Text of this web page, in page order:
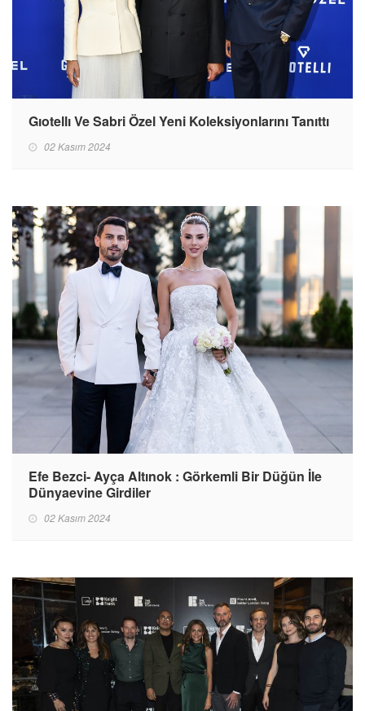
Gıotellı Ve Sabri Özel Yeni Koleksiyonlarını Tanıttı
02 Kasım 2024
Efe Bezci- Ayça Altınok : Görkemli Bir Düğün İle
Dünyaevine Girdiler
02 Kasım 2024